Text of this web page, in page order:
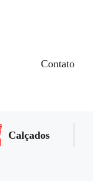
Contato
Calçados